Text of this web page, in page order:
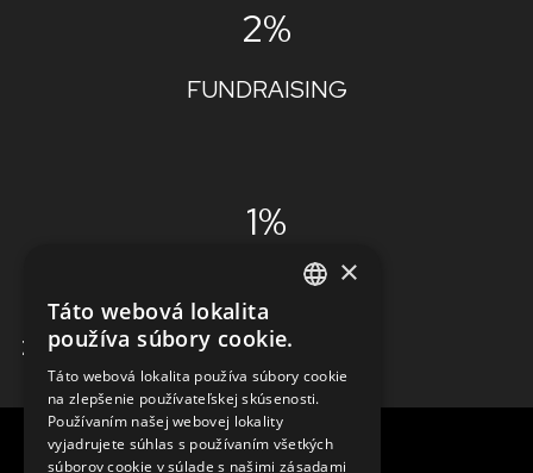
2%
FUNDRAISING
1%
ADMINISTRÁCIA
ZISTIŤ VIAC
CZECH
FRENCH
×
Táto webová lokalita
používa súbory cookie.
Táto webová lokalita používa súbory cookie
na zlepšenie používateľskej skúsenosti.
Používaním našej webovej lokality
vyjadrujete súhlas s používaním všetkých
súborov cookie v súlade s našimi zásadami